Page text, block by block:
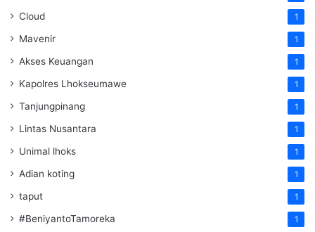
Cloud 1
Mavenir 1
Akses Keuangan 1
Kapolres Lhokseumawe 1
Tanjungpinang 1
Lintas Nusantara 1
Unimal lhoks 1
Adian koting 1
taput 1
#BeniyantoTamoreka 1